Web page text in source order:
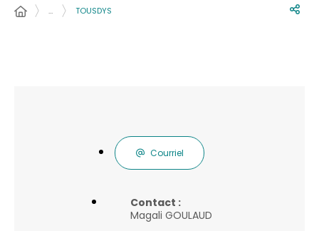
… TOUSDYS
Courriel
Contact :
Magali GOULAUD